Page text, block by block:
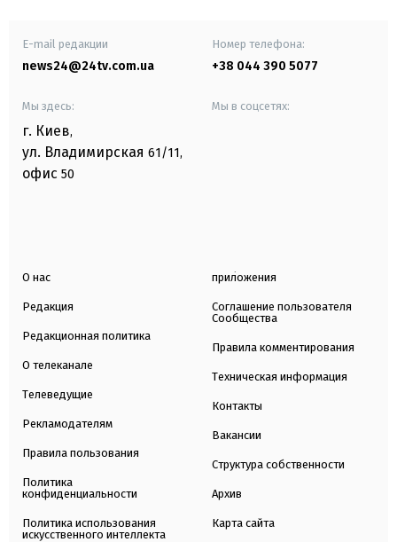
E-mail редакции
news24@24tv.com.ua
Номер телефона:
+38 044 390 5077
Мы здесь:
г. Киев,
ул. Владимирская 61/11,
офис 50
Мы в соцсетях:
О нас
Редакция
Редакционная политика
О телеканале
Телеведущие
Рекламодателям
Правила пользования
Политика
конфиденциальности
Политика использования
искусственного интеллекта
приложения
Соглашение пользователя
Сообщества
Правила комментирования
Техническая информация
Контакты
Вакансии
Структура собственности
Архив
Карта сайта